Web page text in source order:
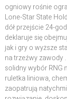
ogniowy rośnie
Lone-Star State
dół przejście 24-
deklaruje się
jak i gry o wyższe
na trzeźwy zawody
solidny wybór RNG
ruletka liniowa,
zaopatrują